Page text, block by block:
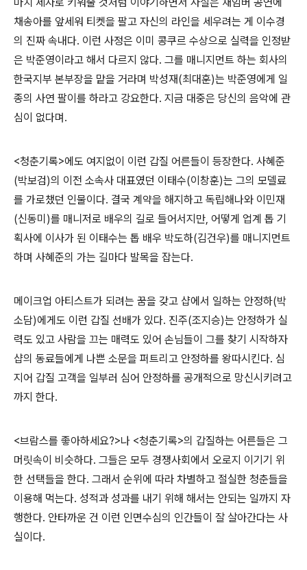
채송아를 앞세워 티켓을 팔고 자신의 라인을 세우려는 게 이수경
의 진짜 속내다. 이런 사정은 이미 콩쿠르 수상으로 실력을 인정받
은 박준영이라고 해서 다르지 않다. 그를 매니지먼트 하는 회사의
한국지부 본부장을 맡을 거라며 박성재(최대훈)는 박준영에게 일
종의 사연 팔이를 하라고 강요한다. 지금 대중은 당신의 음악에 관
심이 없다며.
<청춘기록>에도 여지없이 이런 갑질 어른들이 등장한다. 사혜준
(박보검)의 이전 소속사 대표였던 이태수(이창훈)는 그의 모델료
를 가로챘던 인물이다. 결국 계약을 해지하고 독립해나와 이민재
(신동미)를 매니저로 배우의 길로 들어서지만, 어떻게 업계 톱 기
획사에 이사가 된 이태수는 톱 배우 박도하(김건우)를 매니지먼트
하며 사혜준의 가는 길마다 발목을 잡는다.
메이크업 아티스트가 되려는 꿈을 갖고 샵에서 일하는 안정하(박
소담)에게도 이런 갑질 선배가 있다. 진주(조지승)는 안정하가 실
력도 있고 사람을 끄는 매력도 있어 손님들이 그를 찾기 시작하자
샵의 동료들에게 나쁜 소문을 퍼트리고 안정하를 왕따시킨다. 심
지어 갑질 고객을 일부러 심어 안정하를 공개적으로 망신시키려고
까지 한다.
<브람스를 좋아하세요?>나 <청춘기록>의 갑질하는 어른들은 그
머릿속이 비슷하다. 그들은 모두 경쟁사회에서 오로지 이기기 위
한 선택들을 한다. 그래서 순위에 따라 차별하고 절실한 청춘들을
이용해 먹는다. 성적과 성과를 내기 위해 해서는 안되는 일까지 자
행한다. 안타까운 건 이런 인면수심의 인간들이 잘 살아간다는 사
실이다.